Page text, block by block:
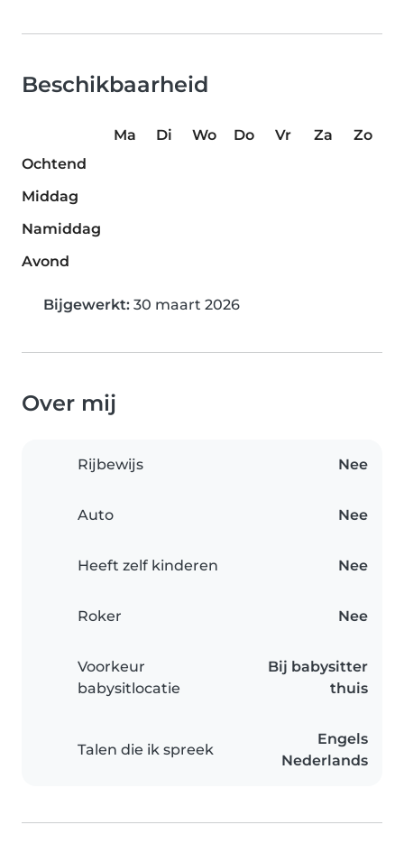
Beschikbaarheid
Ma Di Wo Do Vr Za
Zo
Ochtend
Middag
Namiddag
Avond
Bijgewerkt: 30 maart 2026
Over mij
Rijbewijs Nee
Auto Nee
Heeft zelf kinderen Nee
Roker Nee
Voorkeur
babysitlocatie
Bij babysitter
thuis
Talen die ik spreek
Engels
Nederlands